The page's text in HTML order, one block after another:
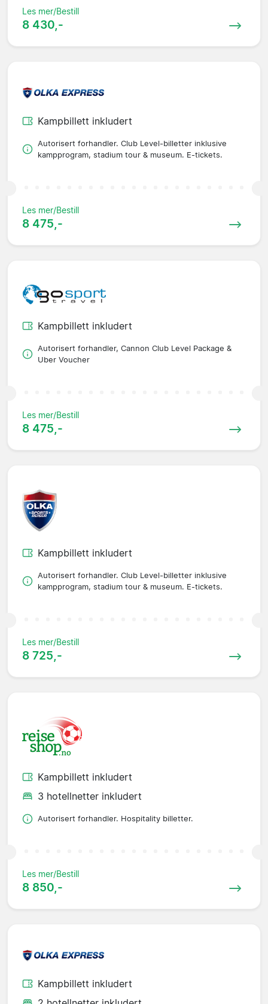
Les mer/Bestill
8 430,-
Kampbillett inkludert
Autorisert forhandler. Club Level-billetter inklusive
kampprogram, stadium tour & museum. E-tickets.
Les mer/Bestill
8 475,-
Kampbillett inkludert
Autorisert forhandler, Cannon Club Level Package &
Uber Voucher
Les mer/Bestill
8 475,-
Kampbillett inkludert
Autorisert forhandler. Club Level-billetter inklusive
kampprogram, stadium tour & museum. E-tickets.
Les mer/Bestill
8 725,-
Kampbillett inkludert
3 hotellnetter inkludert
Autorisert forhandler. Hospitality billetter.
Les mer/Bestill
8 850,-
Kampbillett inkludert